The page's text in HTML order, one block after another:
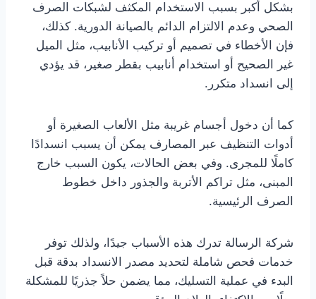
بشكل أكبر بسبب الاستخدام المكثف لشبكات الصرف
الصحي وعدم الالتزام الدائم بالصيانة الدورية. كذلك،
فإن الأخطاء في تصميم أو تركيب الأنابيب، مثل الميل
غير الصحيح أو استخدام أنابيب بقطر صغير، قد يؤدي
إلى انسداد متكرر.
كما أن دخول أجسام غريبة مثل الألعاب الصغيرة أو
أدوات التنظيف عبر المصارف يمكن أن يسبب انسدادًا
كاملًا للمجرى. وفي بعض الحالات، يكون السبب خارج
المبنى، مثل تراكم الأتربة والجذور داخل خطوط
الصرف الرئيسية.
شركة الرسالة تدرك هذه الأسباب جيدًا، ولذلك توفر
خدمات فحص شاملة لتحديد مصدر الانسداد بدقة قبل
البدء في عملية التسليك، مما يضمن حلاً جذريًا للمشكلة